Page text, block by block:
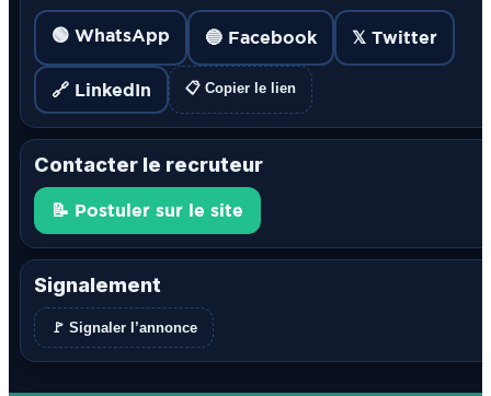
🟢 WhatsApp 🔵 Facebook 𝕏 Twitter
🔗 LinkedIn 📋 Copier le lien
Contacter le recruteur
📝 Postuler sur le site
Signalement
🚩 Signaler l’annonce